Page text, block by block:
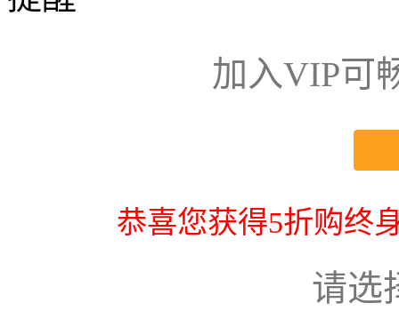
加入VIP可
恭喜您获得5折购终
请选